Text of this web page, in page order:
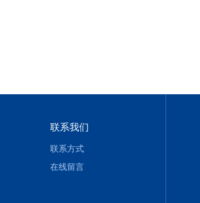
联系我们
联系方式
在线留言